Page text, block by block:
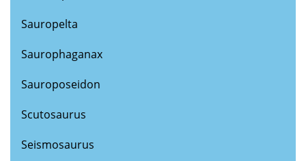
Sauropelta
Saurophaganax
Sauroposeidon
Scutosaurus
Seismosaurus